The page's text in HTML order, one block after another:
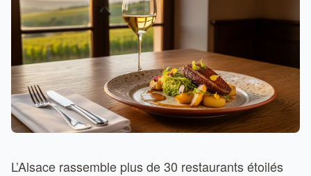
L’Alsace rassemble plus de 30 restaurants étoilés